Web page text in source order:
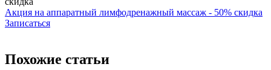
Акция на аппаратный лимфодренажный массаж - 50% скидка
Записаться
Похожие статьи